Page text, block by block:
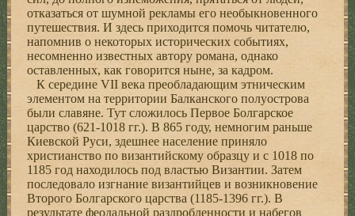
отказаться от шумной рекламы его необыкновенного
путешествия. И здесь приходится помочь читателю,
напомнив о некоторых исторических событиях,
несомненно известных автору романа, однако
оставленных, как говорится ныне, за кадром.
К середине VII века преобладающим этническим
элементом на территории Балканского полуострова
были славяне. Тут сложилось Первое Болгарское
царство (621-1018 гг.). В 865 году, немногим раньше
Киевской Руси, здешнее население приняло
христианство по византийскому образцу и с 1018 по
1185 год находилось под властью Византии. Затем
последовало изгнание византийцев и возникновение
Второго Болгарского царства (1185-1396 гг.). В
результате феодальной раздробленности и набегов